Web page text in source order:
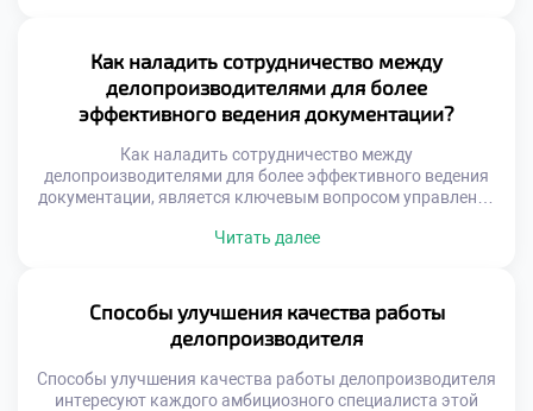
документы в техникум для получения антикризисных
компетенций. Образовательная программа моделирует
стрессовые ситуации управления информацией. Будущие
профессионалы учатся принимать взвешенные решения
Как наладить сотрудничество между
делопроизводителями для более
эффективного ведения документации?
Как наладить сотрудничество между
делопроизводителями для более эффективного ведения
документации, является ключевым вопросом управления
дублирование функций и ошибок. Единый подход к
входящих потоков информации. Синергия сотрудников
превышает сумму индивидуальных усилий каждого.
Качество документооборота зависит от слаженности
коллектива. Эффективность достигается через
осознанную […]
Читать далее
Способы улучшения качества работы
делопроизводителя
Способы улучшения качества работы делопроизводителя
интересуют каждого амбициозного специалиста этой